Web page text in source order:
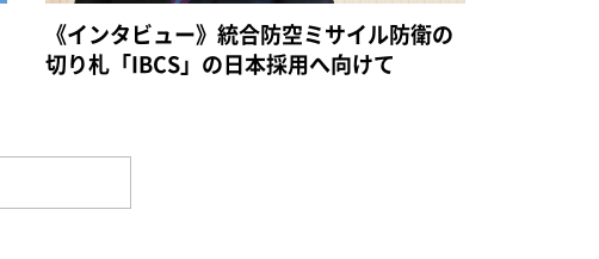
《インタビュー》統合防空ミサイル防衛の
切り札「IBCS」の日本採用へ向けて